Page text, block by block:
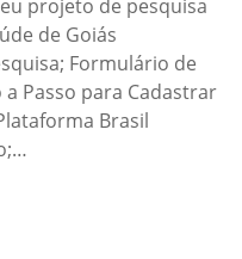
projeto de pesquisa
de Goiás
Formulário de
a Passo para Cadastrar
Brasil